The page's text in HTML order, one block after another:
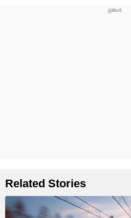
Related Stories